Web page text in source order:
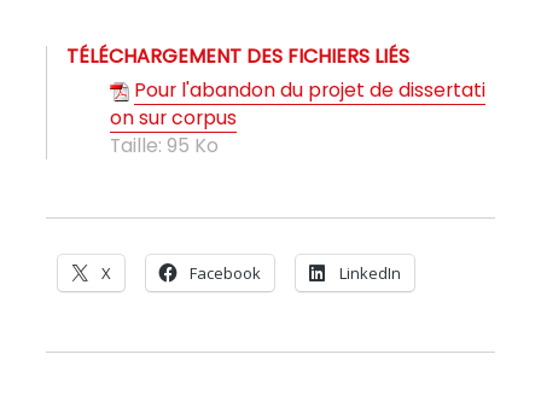
TÉLÉCHARGEMENT DES FICHIERS LIÉS
Pour l'abandon du projet de dissertati
on sur corpus
Taille: 95 Ko
X Facebook LinkedIn